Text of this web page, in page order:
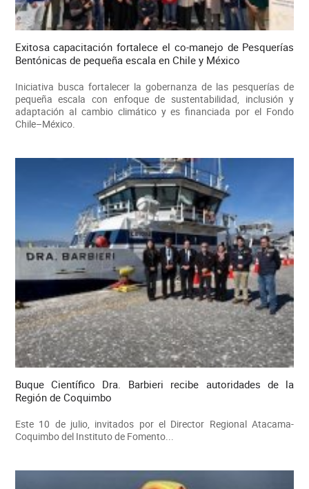
Exitosa capacitación fortalece el co-manejo de Pesquerías
Bentónicas de pequeña escala en Chile y México
Iniciativa busca fortalecer la gobernanza de las pesquerías de
pequeña escala con enfoque de sustentabilidad, inclusión y
adaptación al cambio climático y es financiada por el Fondo
Chile–México.
Buque Científico Dra. Barbieri recibe autoridades de la
Región de Coquimbo
Este 10 de julio, invitados por el Director Regional Atacama-
Coquimbo del Instituto de Fomento...